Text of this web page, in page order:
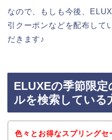
なので、もしも今後、
引クーポンなどを配布して
だきます♪
ELUXEの季節限
ルを検索している
色々とお得なスプリングセ